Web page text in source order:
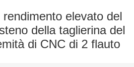
elevato del
della taglierina del
di CNC di 2 flauto